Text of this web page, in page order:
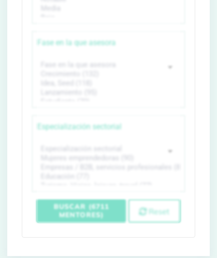
Fase en la que asesora
Especialización sectorial
BUSCAR (6711
MENTORES)
Reset